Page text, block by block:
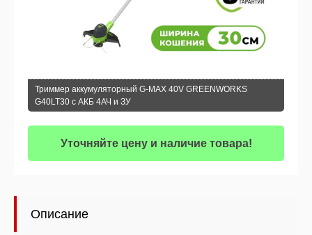
Триммер аккумуляторный G-MAX 40V GREENWORKS
G40LT30 c АКБ 4АЧ и ЗУ
Уточняйте цену и наличие товара!
Описание